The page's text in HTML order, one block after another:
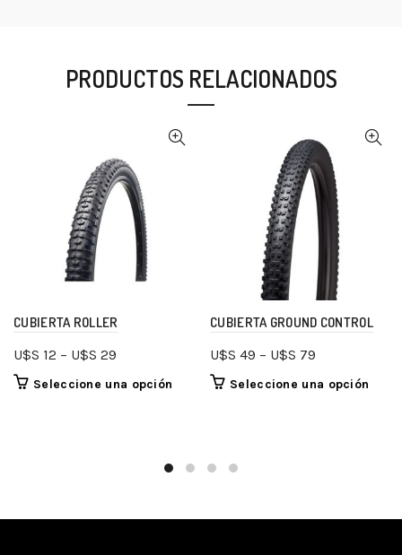
PRODUCTOS RELACIONADOS
CUBIERTA ROLLER
U$S 12 – U$S 29
Seleccione una opción
CUBIERTA GROUND CONTROL
U$S 49 – U$S 79
Seleccione una opción